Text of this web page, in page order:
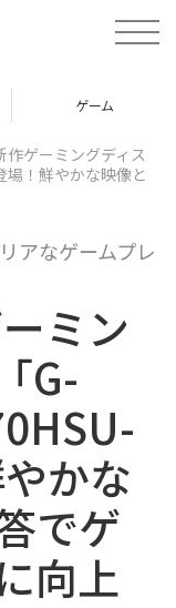
t
o
v
i
i
o
ゲーム
ゲーミングディス
！鮮やかな映像と
アなゲームプレ
ミン
G-
かな
でゲ
向上